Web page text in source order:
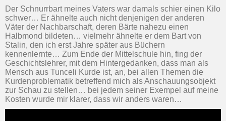
Der Schnurrbart meines Vaters war damals schier einen Kilo
schwer… Er ähnelte auch nicht denjenigen der anderen
Väter der Nachbarschaft, deren Bärte nahezu einen
Halbmond bildeten… vielmehr ähnelte er dem Bart von
Stalin, den ich erst Jahre später aus Büchern
kennenlernte… Zum Ende der Mittelschule hin, fing der
Geschichtslehrer, mit dem Hintergedanken, dass man als
Mensch aus Tunceli Kurde ist, an, bei allen Themen die
Kurdenproblematik betreffend mich als Anschauungsobjekt
zur Schau zu stellen… bei jedem seiner Exempel auf meine
Kosten wurde mir klarer, dass wir anders waren…